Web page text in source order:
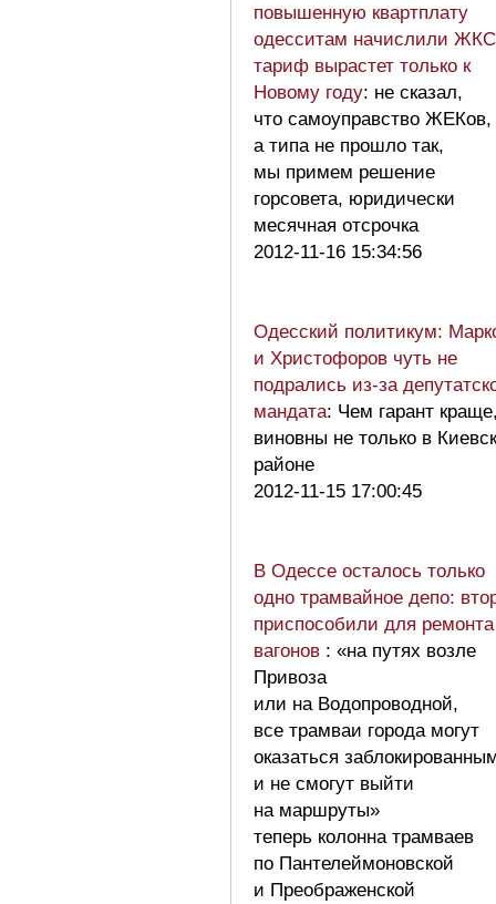
повышенную квартплату
одесситам начислили
тариф вырастет только к
Новому году: не сказал,
что самоуправство ЖЕКов,
а типа не прошло так,
мы примем решение
горсовета, юридически
месячная отсрочка
2012-11-16 15:34:56
Одесский политикум:
и Христофоров чуть не
подрались из-за
мандата: Чем гарант
виновны не только в
районе
2012-11-15 17:00:45
В Одессе осталось только
одно трамвайное депо:
приспособили для ремонта
вагонов : «на путях возле
Привоза
или на Водопроводной,
все трамваи города могут
оказаться
и не смогут выйти
на маршруты»
теперь колонна трамваев
по Пантелеймоновской
и Преображенской